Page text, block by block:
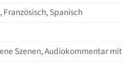
Französisch, Spanisch
Szenen, Audiokommentar